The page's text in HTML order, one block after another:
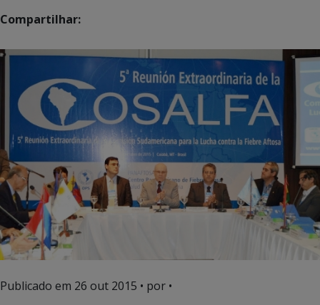
Compartilhar:
Publicado em 26 out 2015 • por •